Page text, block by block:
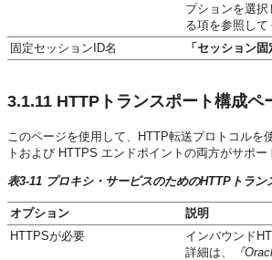
プションを選択
る項を参照して
固定セッションID名
「セッション固
3.1.11 HTTPトランスポート構成ペ
このページを使用して、HTTP転送プロトコル
トおよび HTTPS エンドポイントの両方がサポー
表3-11 プロキシ・サービスのためのHTTPトラン
オプション
説明
HTTPSが必要
インバウンド
詳細は、
『